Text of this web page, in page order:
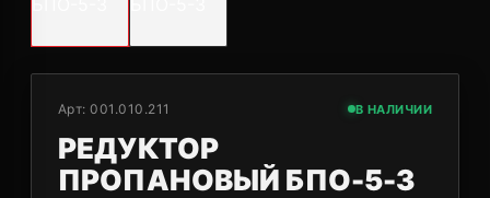
Арт:001.010.211 В НАЛИЧИИ
РЕДУКТОР
ПРОПАНОВЫЙ БПО-5-3